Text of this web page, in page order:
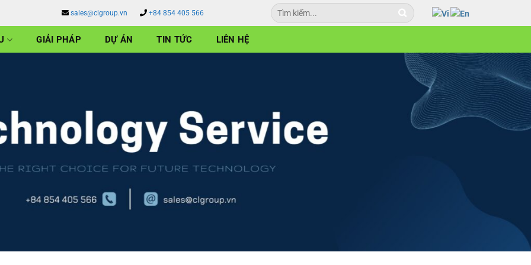
sales@clgroup.vn +84 854 405 566
GIẢI PHÁP DỰ ÁN TIN TỨC LIÊN HỆ